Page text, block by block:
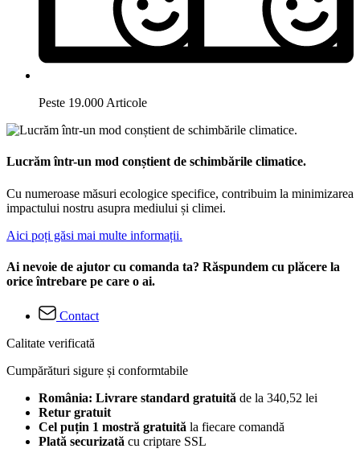
Peste 19.000 Articole
Lucrăm într-un mod conștient de schimbările climatice.
Cu numeroase măsuri ecologice specifice, contribuim la minimizarea
impactului nostru asupra mediului și climei.
Aici poți găsi mai multe informații.
Ai nevoie de ajutor cu comanda ta? Răspundem cu plăcere la
orice întrebare pe care o ai.
Contact
Calitate verificată
Cumpărături sigure și conformtabile
România: Livrare standard gratuită de la 340,52 lei
Retur gratuit
Cel puțin 1 mostră gratuită la fiecare comandă
Plată securizată cu criptare SSL